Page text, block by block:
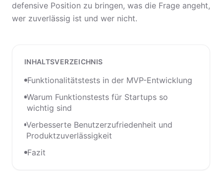
defensive Position zu bringen, was die Frage angeht,
wer zuverlässig ist und wer nicht.
INHALTSVERZEICHNIS
Funktionalitätstests in der MVP-Entwicklung
Warum Funktionstests für Startups so
wichtig sind
Verbesserte Benutzerzufriedenheit und
Produktzuverlässigkeit
Fazit